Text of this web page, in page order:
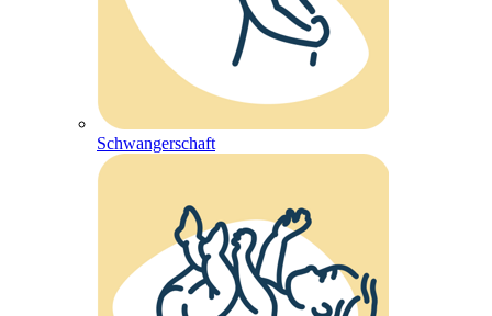
Schwangerschaft